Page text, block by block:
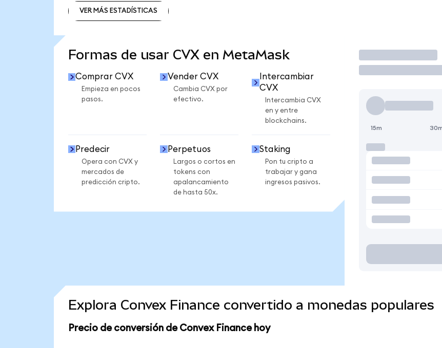
VER MÁS ESTADÍSTICAS
Formas de usar CVX en MetaMask
Comprar CVX
Empieza en pocos
pasos.
Vender CVX
Cambia CVX por
efectivo.
Intercambiar
CVX
Intercambia CVX
en y entre
blockchains.
Predecir
Opera con CVX y
mercados de
predicción cripto.
Perpetuos
Largos o cortos en
tokens con
apalancamiento
de hasta 50x.
Staking
Pon tu cripto a
trabajar y gana
ingresos pasivos.
Operar
15m
Explora Convex Finance convertido a monedas populares
Precio de conversión de Convex Finance hoy